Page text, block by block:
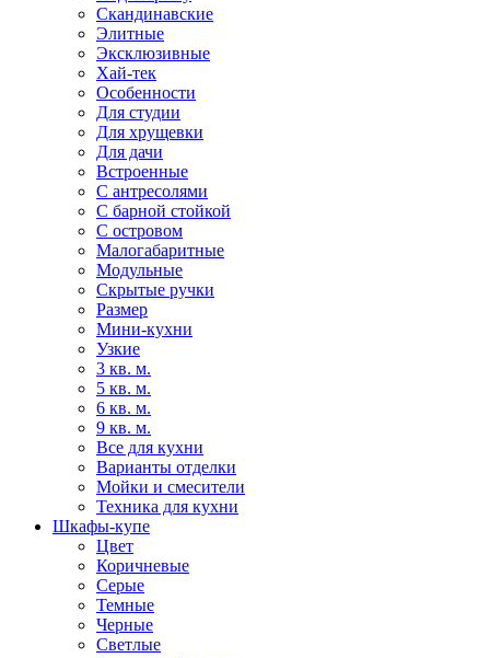
Скандинавские
Элитные
Эксклюзивные
Хай-тек
Особенности
Для студии
Для хрущевки
Для дачи
Встроенные
С антресолями
С барной стойкой
С островом
Малогабаритные
Модульные
Скрытые ручки
Размер
Мини-кухни
Узкие
3 кв. м.
5 кв. м.
6 кв. м.
9 кв. м.
Все для кухни
Варианты отделки
Мойки и смесители
Техника для кухни
Шкафы-купе
Цвет
Коричневые
Серые
Темные
Черные
Светлые